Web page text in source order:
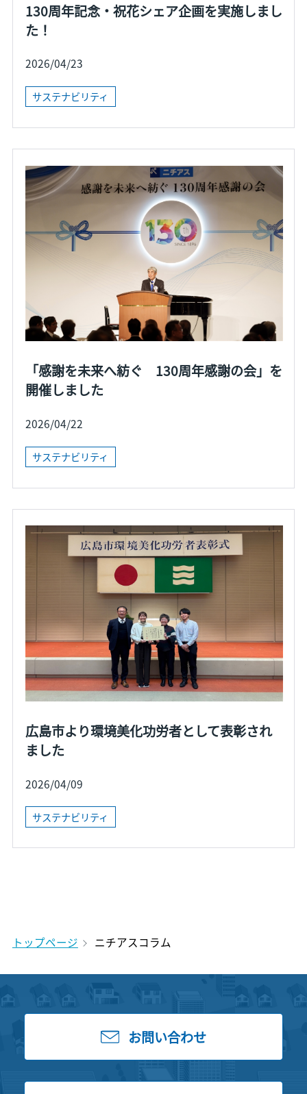
130周年記念・祝花シェア企画を実施しまし
た！
2026/04/23
サステナビリティ
「感謝を未来へ紡ぐ 130周年感謝の会」を
開催しました
2026/04/22
サステナビリティ
広島市より環境美化功労者として表彰され
ました
2026/04/09
サステナビリティ
トップページ ニチアスコラム
お問い合わせ